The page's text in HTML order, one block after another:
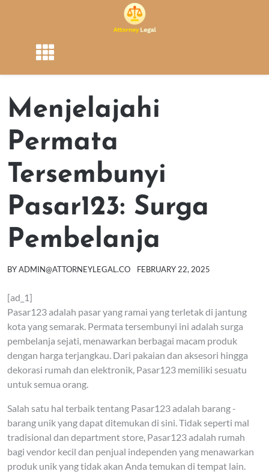
Menjelajahi
Permata
Tersembunyi
Pasar123: Surga
Pembelanja
BYADMIN@ATTORNEYLEGAL.CO FEBRUARY 22, 2025
[ad_1]
Pasar123 adalah pasar yang ramai yang terletak di jantung
kota yang semarak. Permata tersembunyi ini adalah surga
pembelanja sejati, menawarkan berbagai macam produk
dengan harga terjangkau. Dari pakaian dan aksesori hingga
dekorasi rumah dan elektronik, Pasar123 memiliki sesuatu
untuk semua orang.
Salah satu hal terbaik tentang Pasar123 adalah barang -
barang unik yang dapat ditemukan di sini. Tidak seperti mal
tradisional dan department store, Pasar123 adalah rumah
bagi vendor kecil dan penjual independen yang menawarkan
produk unik yang tidak akan Anda temukan di tempat lain.